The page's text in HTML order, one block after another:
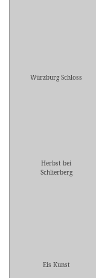
Würzburg Schloss
Herbst bei
Schlierberg
Eis Kunst